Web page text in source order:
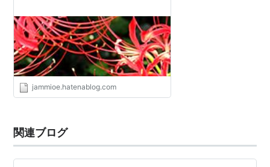
jammioe.hatenablog.com
関連ブログ